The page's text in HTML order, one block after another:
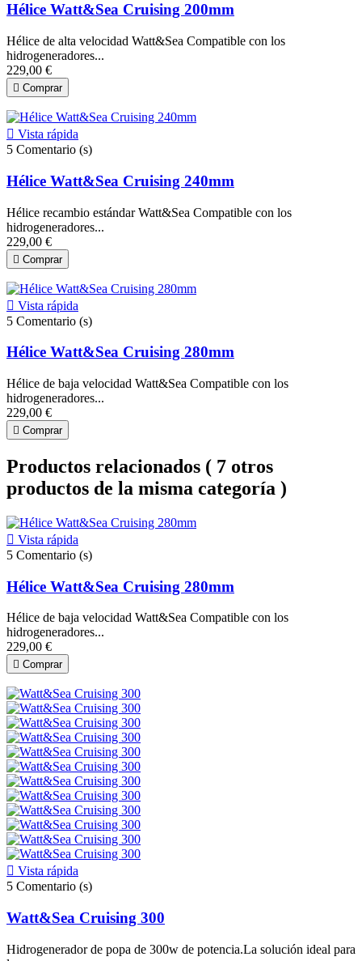
Hélice Watt&Sea Cruising 200mm
Hélice de alta velocidad Watt&Sea Compatible con los
hidrogeneradores...
229,00 €
 Comprar
 Vista rápida
5 Comentario (s)
Hélice Watt&Sea Cruising 240mm
Hélice recambio estándar Watt&Sea Compatible con los
hidrogeneradores...
229,00 €
 Comprar
 Vista rápida
5 Comentario (s)
Hélice Watt&Sea Cruising 280mm
Hélice de baja velocidad Watt&Sea Compatible con los
hidrogeneradores...
229,00 €
 Comprar
Productos relacionados ( 7 otros
productos de la misma categoría )
 Vista rápida
5 Comentario (s)
Hélice Watt&Sea Cruising 280mm
Hélice de baja velocidad Watt&Sea Compatible con los
hidrogeneradores...
229,00 €
 Comprar
 Vista rápida
5 Comentario (s)
Watt&Sea Cruising 300
Hidrogenerador de popa de 300w de potencia.La solución ideal para